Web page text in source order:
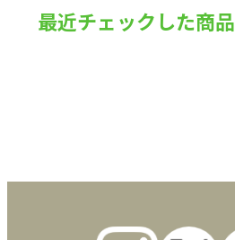
最近チェックした商品